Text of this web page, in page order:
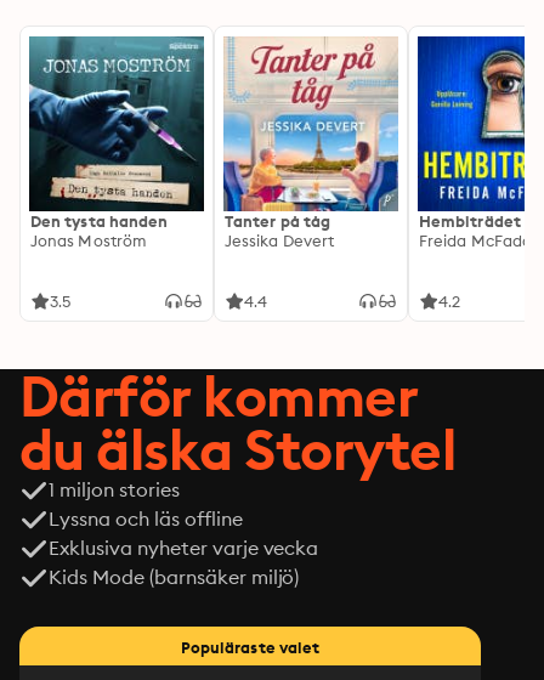
Den tysta handen
Jonas Moström
3.5
Tanter på tåg
Jessika Devert
4.4
Hembiträdet
Freida
4.2
Därför kommer
du älska Storytel
1 miljon stories
Lyssna och läs offline
Exklusiva nyheter varje vecka
Kids Mode (barnsäker miljö)
Populäraste valet